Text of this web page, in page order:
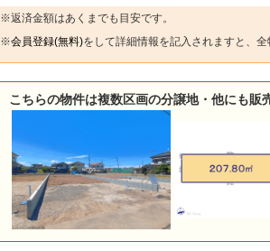
※返済金額はあくまでも目安です。
※会員登録(無料)をして詳細情報を記入されますと、
こちらの物件は複数区画の分譲地・他にも販